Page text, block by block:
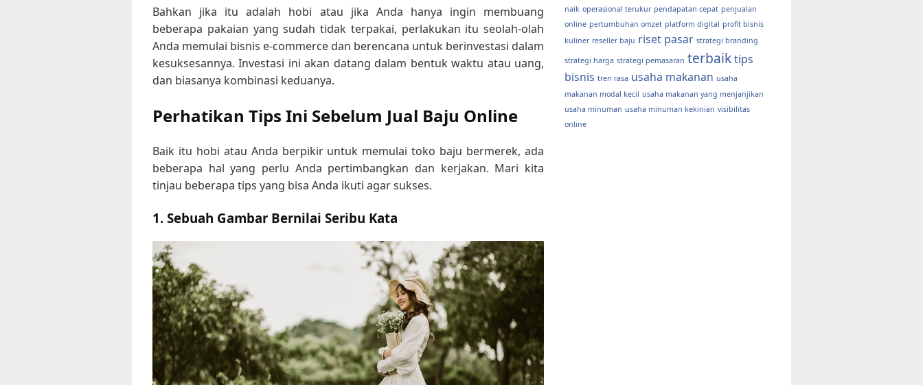
Bahkan jika itu adalah hobi atau jika Anda hanya ingin membuang
beberapa pakaian yang sudah tidak terpakai, perlakukan itu seolah-olah
Anda memulai bisnis e-commerce dan berencana untuk berinvestasi dalam
kesuksesannya. Investasi ini akan datang dalam bentuk waktu atau uang,
dan biasanya kombinasi keduanya.
Perhatikan Tips Ini Sebelum Jual Baju Online
Baik itu hobi atau Anda berpikir untuk memulaitoko baju bermerek, ada
beberapa hal yang perlu Anda pertimbangkan dan kerjakan. Mari kita
tinjau beberapa tips yang bisa Anda ikuti agar sukses.
1. Sebuah Gambar Bernilai Seribu Kata
naik operasional terukur pendapatan cepat penjualan
online pertumbuhan omzet platform digital profit bisnis
kuliner reseller baju riset pasar strategi branding
strategi harga strategi pemasaran terbaiktips
bisnis tren rasa usaha makanan usaha
makanan modal kecil usaha makanan yang menjanjikan
usaha minuman usaha minuman kekinian visibilitas
online